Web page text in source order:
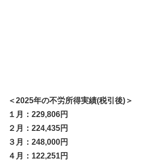
＜2025年の不労所得実績(税引後)＞
１月：229,806円
２月：224,435円
３月：248,000円
４月：122,251円